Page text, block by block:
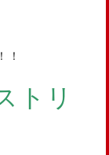
！
トリ